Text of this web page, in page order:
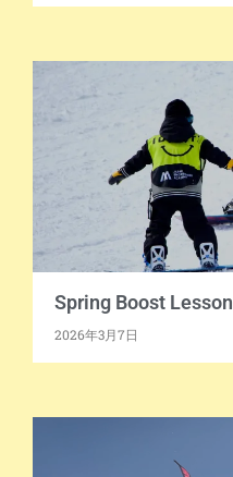
Spring Boost Lesson
2026年3月7日